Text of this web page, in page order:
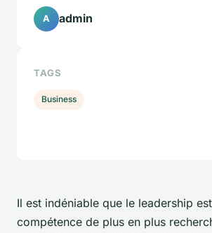
Il est indéniable que le leadership
compétence de plus en plus
A admin
TAGS
Business